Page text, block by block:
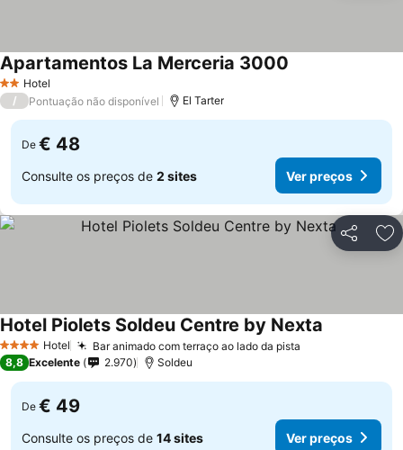
2 Estrelas
Hotel
Apartamentos La Merceria 3000
/ Pontuação não disponível El Tarter
De € 48
Consulte os preços de 2 sites Ver preços
Partilhar
4 EstrelasHotel Bar animado com terraço ao lado da pista
Hotel Piolets Soldeu Centre by Nexta
8,8 Excelente 2.970 Soldeu
De € 49
Consulte os preços de 14 sites Ver preços